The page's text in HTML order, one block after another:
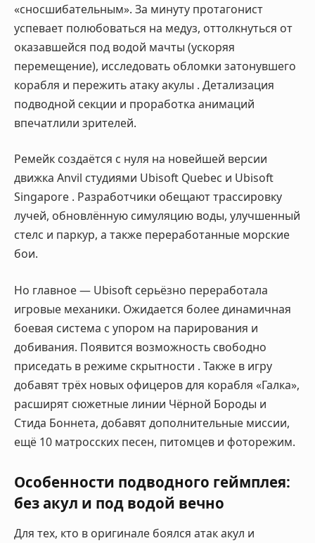
«сносшибательным». За минуту протагонист
успевает полюбоваться на медуз, оттолкнуться от
оказавшейся под водой мачты (ускоряя
перемещение), исследовать обломки затонувшего
корабля и пережить атаку акулы . Детализация
подводной секции и проработка анимаций
впечатлили зрителей.
Ремейк создаётся с нуля на новейшей версии
движка Anvil студиями Ubisoft Quebec и Ubisoft
Singapore . Разработчики обещают трассировку
лучей, обновлённую симуляцию воды, улучшенный
стелс и паркур, а также переработанные морские
бои.
Но главное — Ubisoft серьёзно переработала
игровые механики. Ожидается более динамичная
боевая система с упором на парирования и
добивания. Появится возможность свободно
приседать в режиме скрытности . Также в игру
добавят трёх новых офицеров для корабля «Галка»,
расширят сюжетные линии Чёрной Бороды и
Стида Боннета, добавят дополнительные миссии,
ещё 10 матросских песен, питомцев и фоторежим.
Особенности подводного геймплея:
без акул и под водой вечно
Для тех, кто в оригинале боялся атак акул и